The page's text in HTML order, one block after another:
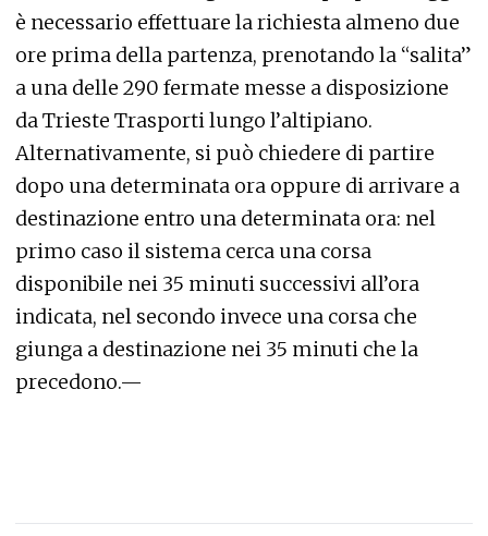
è necessario effettuare la richiesta almeno due
ore prima della partenza, prenotando la “salita”
a una delle 290 fermate messe a disposizione
da Trieste Trasporti lungo l’altipiano.
Alternativamente, si può chiedere di partire
dopo una determinata ora oppure di arrivare a
destinazione entro una determinata ora: nel
primo caso il sistema cerca una corsa
disponibile nei 35 minuti successivi all’ora
indicata, nel secondo invece una corsa che
giunga a destinazione nei 35 minuti che la
precedono.—